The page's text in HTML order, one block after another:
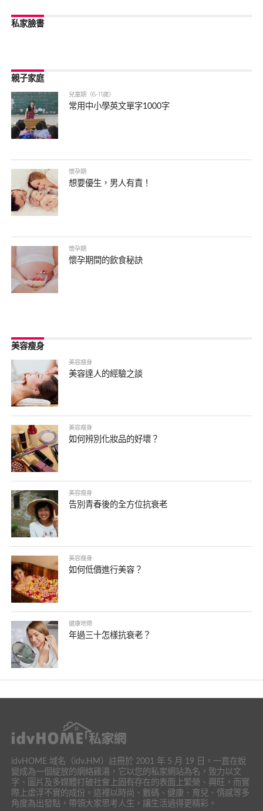
私家臉書
親子家庭
兒童期（6-11歲）
常用中小學英文單字1000字
懷孕期
想要優生，男人有責！
懷孕期
懷孕期間的飲食秘訣
美容瘦身
美容瘦身
美容達人的經驗之談
美容瘦身
如何辨別化妝品的好壞？
美容瘦身
告別青春後的全方位抗衰老
美容瘦身
如何低價進行美容？
健康地帶
年過三十怎樣抗衰老？
idvHOME 域名（idv.HM）註冊於 2001 年 5 月 19 日，一直在蛻
變成為一個綻放的網絡雞湯，它以您的私家網站為名，致力以文
字、圖片及多媒體打破社會上固有存在的表面上繁榮、興旺，而實
際上虛浮不實的成份。這裡以時尚、數碼、健康、育兒、情感等多
角度為出發點，帶領大家思考人生，讓生活過得更精彩。